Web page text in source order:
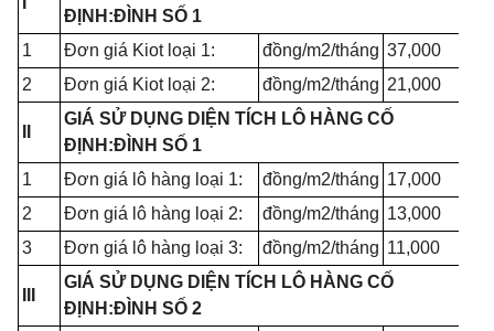
ĐỊNH:ĐÌNH SỐ 1
1
Đơn giá Kiot loại 1: đồng/m2/tháng 37,000
2
Đơn giá Kiot loại 2: đồng/m2/tháng 21,000
GIÁ SỬ DỤNG DIỆN TÍCH LÔ HÀNG CỐ
ĐỊNH:ĐÌNH SỐ 1
1
Đơn giá lô hàng loại 1: đồng/m2/tháng 17,000
2
Đơn giá lô hàng loại 2: đồng/m2/tháng 13,000
3
Đơn giá lô hàng loại 3: đồng/m2/tháng 11,000
GIÁ SỬ DỤNG DIỆN TÍCH LÔ HÀNG CỐ
ĐỊNH:ĐÌNH SỐ 2